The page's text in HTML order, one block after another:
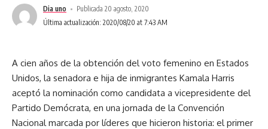
Última actualización: 2020/08/20 at 7:43 AM
Dia uno Publicada 20 agosto, 2020
A cien años de la obtención del voto femenino en Estados
Unidos, la senadora e hija de inmigrantes Kamala Harris
aceptó la nominación como candidata a vicepresidente del
Partido Demócrata, en una jornada de la Convención
Nacional marcada por líderes que hicieron historia: el primer